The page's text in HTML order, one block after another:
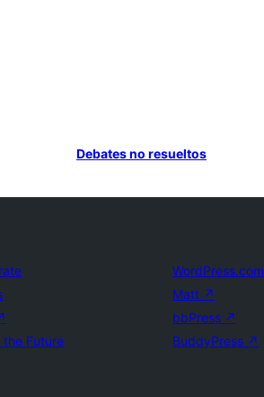
Debates no resueltos
the Future
WordPress.com
Matt ↗
bbPress ↗
BuddyPress ↗